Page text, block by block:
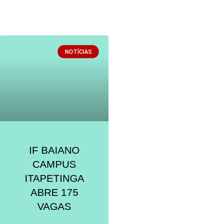
NOTÍCIAS
IF BAIANO
CAMPUS
ITAPETINGA
ABRE 175
VAGAS